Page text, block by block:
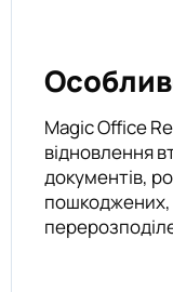
Magic Office
відновлення
документів,
пошкоджених,